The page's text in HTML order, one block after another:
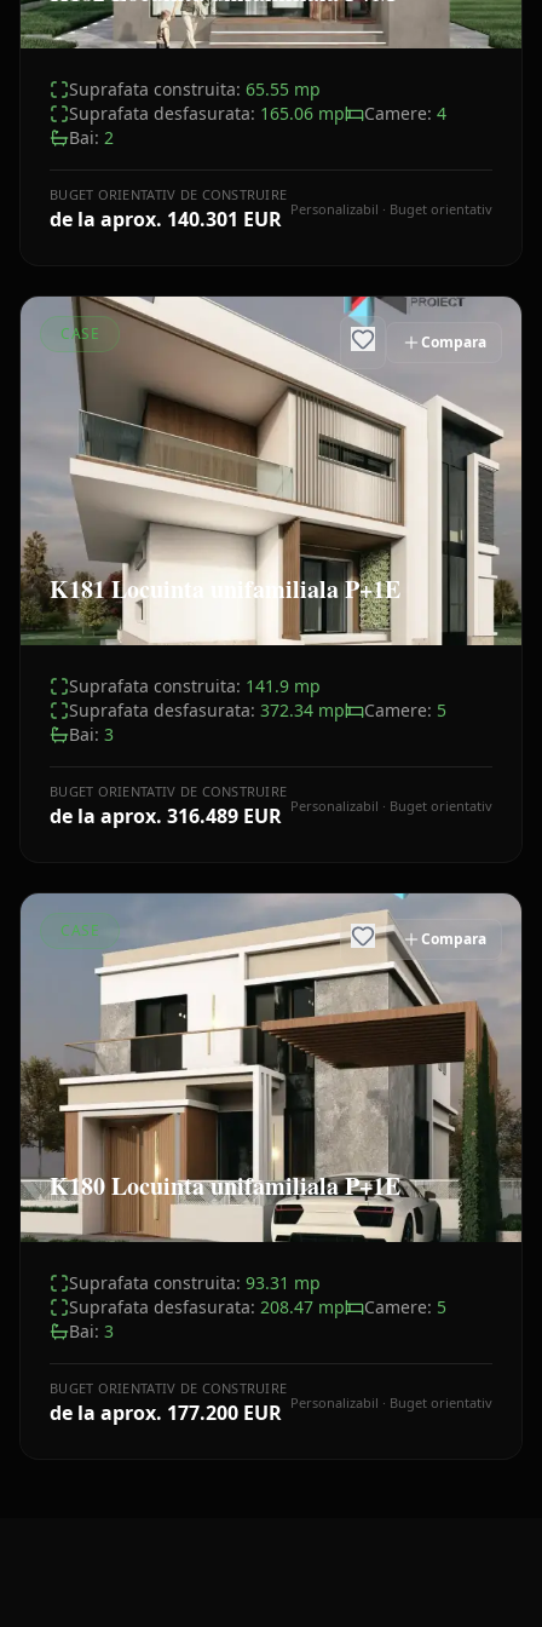
Suprafata construita: 65.55 mp
Suprafata desfasurata: 165.06 mp Camere: 4
Bai: 2
BUGET ORIENTATIV DE CONSTRUIRE
de la aprox. 140.301 EUR Personalizabil · Buget orientativ
Compara
CASE
K181 Locuinta unifamiliala P+1E
Suprafata construita: 141.9 mp
Suprafata desfasurata: 372.34 mp Camere: 5
Bai: 3
BUGET ORIENTATIV DE CONSTRUIRE
de la aprox. 316.489 EUR Personalizabil · Buget orientativ
Compara
CASE
K180 Locuinta unifamiliala P+1E
Suprafata construita: 93.31 mp
Suprafata desfasurata: 208.47 mp Camere: 5
Bai: 3
BUGET ORIENTATIV DE CONSTRUIRE
de la aprox. 177.200 EUR Personalizabil · Buget orientativ